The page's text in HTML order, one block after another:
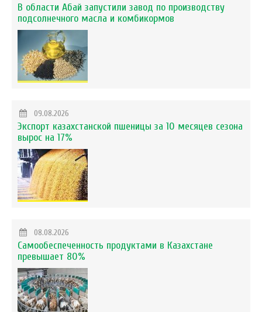
В области Абай запустили завод по производству
подсолнечного масла и комбикормов
09.08.2026
Экспорт казахстанской пшеницы за 10 месяцев сезона
вырос на 17%
08.08.2026
Самообеспеченность продуктами в Казахстане
превышает 80%